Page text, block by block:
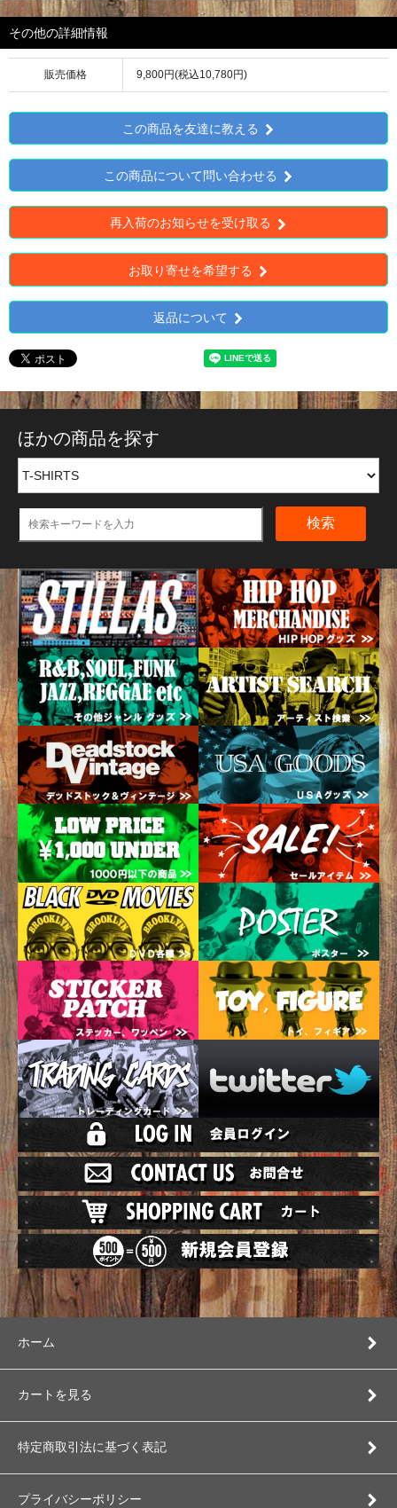
その他の詳細情報
販売価格 9,800円(税込10,780円)
この商品を友達に教える
この商品について問い合わせる
再入荷のお知らせを受け取る
お取り寄せを希望する
返品について
ほかの商品を探す
検索
ホーム
カートを見る
特定商取引法に基づく表記
プライバシーポリシー